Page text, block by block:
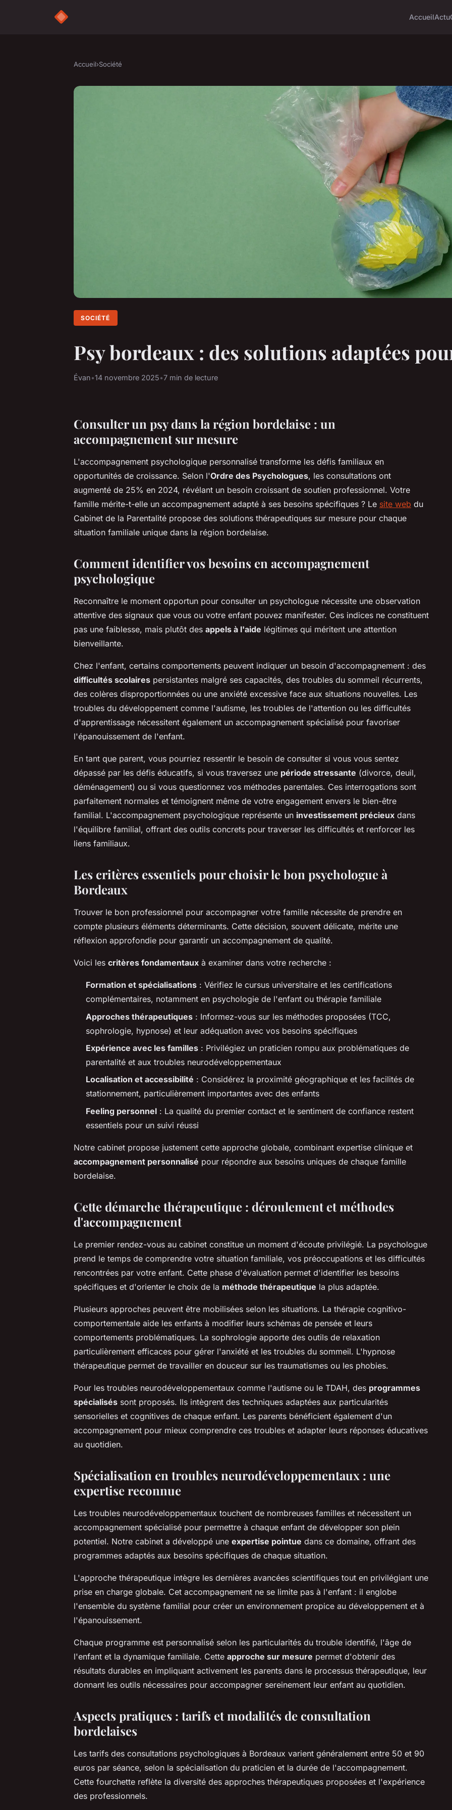
AccueilActu
Accueil›Société
SOCIÉTÉ
Psy bordeaux : des solutions adaptées
Évan•14 novembre 2025•7 min de lecture
Consulter un psy dans la région bordelaise : un
accompagnement sur mesure
L'accompagnement psychologique personnalisé transforme les défis familiaux en
opportunités de croissance. Selon l'Ordre des Psychologues, les consultations ont
augmenté de 25% en 2024, révélant un besoin croissant de soutien professionnel. Votre
famille mérite-t-elle un accompagnement adapté à ses besoins spécifiques ? Le site web du
Cabinet de la Parentalité propose des solutions thérapeutiques sur mesure pour chaque
situation familiale unique dans la région bordelaise.
Comment identifier vos besoins en accompagnement
psychologique
Reconnaître le moment opportun pour consulter un psychologue nécessite une observation
attentive des signaux que vous ou votre enfant pouvez manifester. Ces indices ne constituent
pas une faiblesse, mais plutôt des appels à l'aide légitimes qui méritent une attention
bienveillante.
Chez l'enfant, certains comportements peuvent indiquer un besoin d'accompagnement : des
difficultés scolaires persistantes malgré ses capacités, des troubles du sommeil récurrents,
des colères disproportionnées ou une anxiété excessive face aux situations nouvelles. Les
troubles du développement comme l'autisme, les troubles de l'attention ou les difficultés
d'apprentissage nécessitent également un accompagnement spécialisé pour favoriser
l'épanouissement de l'enfant.
En tant que parent, vous pourriez ressentir le besoin de consulter si vous vous sentez
dépassé par les défis éducatifs, si vous traversez une période stressante (divorce, deuil,
déménagement) ou si vous questionnez vos méthodes parentales. Ces interrogations sont
parfaitement normales et témoignent même de votre engagement envers le bien-être
familial. L'accompagnement psychologique représente un investissement précieux dans
l'équilibre familial, offrant des outils concrets pour traverser les difficultés et renforcer les
liens familiaux.
Les critères essentiels pour choisir le bon psychologue à
Bordeaux
Trouver le bon professionnel pour accompagner votre famille nécessite de prendre en
compte plusieurs éléments déterminants. Cette décision, souvent délicate, mérite une
réflexion approfondie pour garantir un accompagnement de qualité.
Voici les critères fondamentaux à examiner dans votre recherche :
Formation et spécialisations : Vérifiez le cursus universitaire et les certifications
complémentaires, notamment en psychologie de l'enfant ou thérapie familiale
Approches thérapeutiques : Informez-vous sur les méthodes proposées (TCC,
sophrologie, hypnose) et leur adéquation avec vos besoins spécifiques
Expérience avec les familles : Privilégiez un praticien rompu aux problématiques de
parentalité et aux troubles neurodéveloppementaux
Localisation et accessibilité : Considérez la proximité géographique et les facilités de
stationnement, particulièrement importantes avec des enfants
Feeling personnel : La qualité du premier contact et le sentiment de confiance restent
essentiels pour un suivi réussi
Notre cabinet propose justement cette approche globale, combinant expertise clinique et
accompagnement personnalisé pour répondre aux besoins uniques de chaque famille
bordelaise.
Cette démarche thérapeutique : déroulement et méthodes
d'accompagnement
Le premier rendez-vous au cabinet constitue un moment d'écoute privilégié. La psychologue
prend le temps de comprendre votre situation familiale, vos préoccupations et les difficultés
rencontrées par votre enfant. Cette phase d'évaluation permet d'identifier les besoins
spécifiques et d'orienter le choix de la méthode thérapeutique la plus adaptée.
Plusieurs approches peuvent être mobilisées selon les situations. La thérapie cognitivo-
comportementale aide les enfants à modifier leurs schémas de pensée et leurs
comportements problématiques. La sophrologie apporte des outils de relaxation
particulièrement efficaces pour gérer l'anxiété et les troubles du sommeil. L'hypnose
thérapeutique permet de travailler en douceur sur les traumatismes ou les phobies.
Pour les troubles neurodéveloppementaux comme l'autisme ou le TDAH, des programmes
spécialisés sont proposés. Ils intègrent des techniques adaptées aux particularités
sensorielles et cognitives de chaque enfant. Les parents bénéficient également d'un
accompagnement pour mieux comprendre ces troubles et adapter leurs réponses éducatives
au quotidien.
Spécialisation en troubles neurodéveloppementaux : une
expertise reconnue
Les troubles neurodéveloppementaux touchent de nombreuses familles et nécessitent un
accompagnement spécialisé pour permettre à chaque enfant de développer son plein
potentiel. Notre cabinet a développé une expertise pointue dans ce domaine, offrant des
programmes adaptés aux besoins spécifiques de chaque situation.
L'approche thérapeutique intègre les dernières avancées scientifiques tout en privilégiant une
prise en charge globale. Cet accompagnement ne se limite pas à l'enfant : il englobe
l'ensemble du système familial pour créer un environnement propice au développement et à
l'épanouissement.
Chaque programme est personnalisé selon les particularités du trouble identifié, l'âge de
l'enfant et la dynamique familiale. Cette approche sur mesure permet d'obtenir des
résultats durables en impliquant activement les parents dans le processus thérapeutique, leur
donnant les outils nécessaires pour accompagner sereinement leur enfant au quotidien.
Aspects pratiques : tarifs et modalités de consultation
bordelaises
Les tarifs des consultations psychologiques à Bordeaux varient généralement entre 50 et 90
euros par séance, selon la spécialisation du praticien et la durée de l'accompagnement.
Cette fourchette reflète la diversité des approches thérapeutiques proposées et l'expérience
des professionnels.